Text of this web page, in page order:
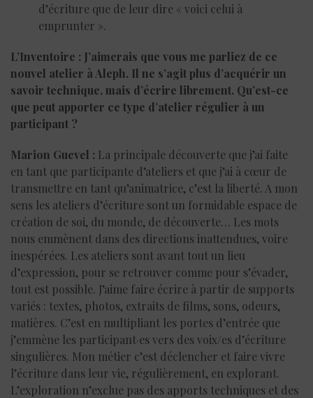
d’écriture que de leur dire « voici celui à
emprunter ».
L’Inventoire : J’aimerais que vous me parliez de ce
nouvel atelier à Aleph. Il ne s’agit plus d’acquérir un
savoir technique, mais d’écrire librement. Qu’est-ce
que peut apporter ce type d’atelier régulier à un
participant ?
Marion Guevel : La principale découverte que j’ai faite
en tant que participante d’ateliers et que j’ai à cœur de
transmettre en tant qu’animatrice, c’est la liberté. A mon
sens les ateliers d’écriture sont un formidable espace de
création de soi, du monde, de découverte… Les mots
nous emmènent dans des directions inattendues, voire
inespérées. Les ateliers sont avant tout un lieu
d’expression, pour se retrouver comme pour s’évader,
tout est possible. J’aime faire écrire à partir de supports
variés : textes, photos, extraits de films, sons, odeurs,
matières. C’est en multipliant les portes d’entrée que
j’emmène les participant·es vers des voix/es d’écriture
singulières. Mon métier c’est déclencher et faire vivre
l’écriture dans leur vie, régulièrement, en explorant.
L’exploration n’exclue pas des apports techniques et des